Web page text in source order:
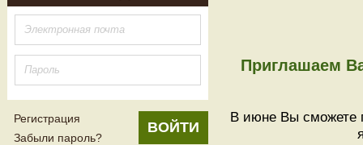
Регистрация
Забыли пароль?
Приглашаем
В июне Вы сможете